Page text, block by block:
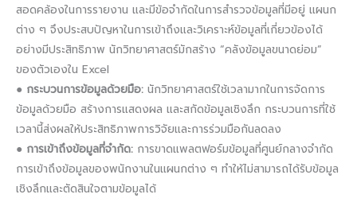
สอดคล้องในการรายงาน และมีข้อจำกัดในการสำรวจข้อมูลที่มีอยู่ แผนก
ต่าง ๆ จึงประสบปัญหาในการเข้าถึงและวิเคราะห์ข้อมูลที่เกี่ยวข้องได้
อย่างมีประสิทธิภาพ นักวิทยาศาสตร์มักสร้าง “คลังข้อมูลขนาดย่อม”
ของตัวเองใน Excel
● กระบวนการข้อมูลด้วยมือ: นักวิทยาศาสตร์ใช้เวลามากในการจัดการ
ข้อมูลด้วยมือ สร้างการแสดงผล และสกัดข้อมูลเชิงลึก กระบวนการที่ใช้
เวลานี้ส่งผลให้ประสิทธิภาพการวิจัยและการร่วมมือกันลดลง
● การเข้าถึงข้อมูลที่จำกัด: การขาดแพลตฟอร์มข้อมูลที่ศูนย์กลางจำกัด
การเข้าถึงข้อมูลของพนักงานในแผนกต่าง ๆ ทำให้ไม่สามารถได้รับข้อมูล
เชิงลึกและตัดสินใจตามข้อมูลได้